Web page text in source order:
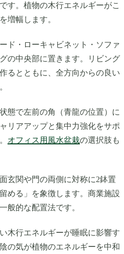
す。植物の木行エネルギーがこ
増幅します。
ド・ローキャビネット・ソファ
の中央部に置きます。リビング
るとともに、全方向からの良い
態で左前の角（青龍の位置）に
リアアップと集中力強化をサポ
オフィス用風水盆栽の選択肢も
面玄関や門の両側に対称に2鉢置
める」を象徴します。商業施設
般的な配置法です。
木行エネルギーが睡眠に影響す
の気が植物のエネルギーを中和